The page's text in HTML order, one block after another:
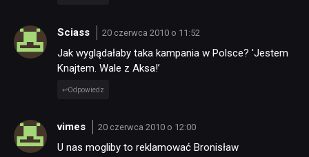
Sciass 20 czerwca 2010 o 11:52
Jak wyglądałaby taka kampania w Polsce? 'Jestem
Knajtem. Wale z Aksa!’
Odpowiedz
vimes 20 czerwca 2010 o 12:00
U nas mogliby to reklamować Bronisław